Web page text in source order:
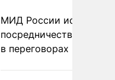
МИД России исключил
посредничество
в переговорах по